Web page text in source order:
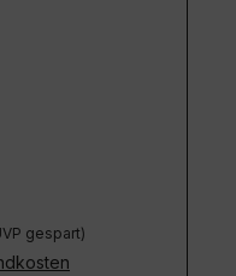
gespart)